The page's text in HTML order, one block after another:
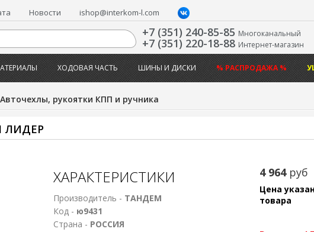
Новости ishop@interkom-l.com
+7 (351) 240-85-85 Многоканальный
+7 (351) 220-18-88 Интернет-магазин
ХОДОВАЯ ЧАСТЬ ШИНЫ И ДИСКИ % РАСПРОДАЖА %
Авточехлы, рукоятки КПП и ручника
ЛИДЕР
4 964 руб
Цена
товара
ХАРАКТЕРИСТИКИ
Производитель - ТАНДЕМ
Код - ю9431
Страна - РОССИЯ